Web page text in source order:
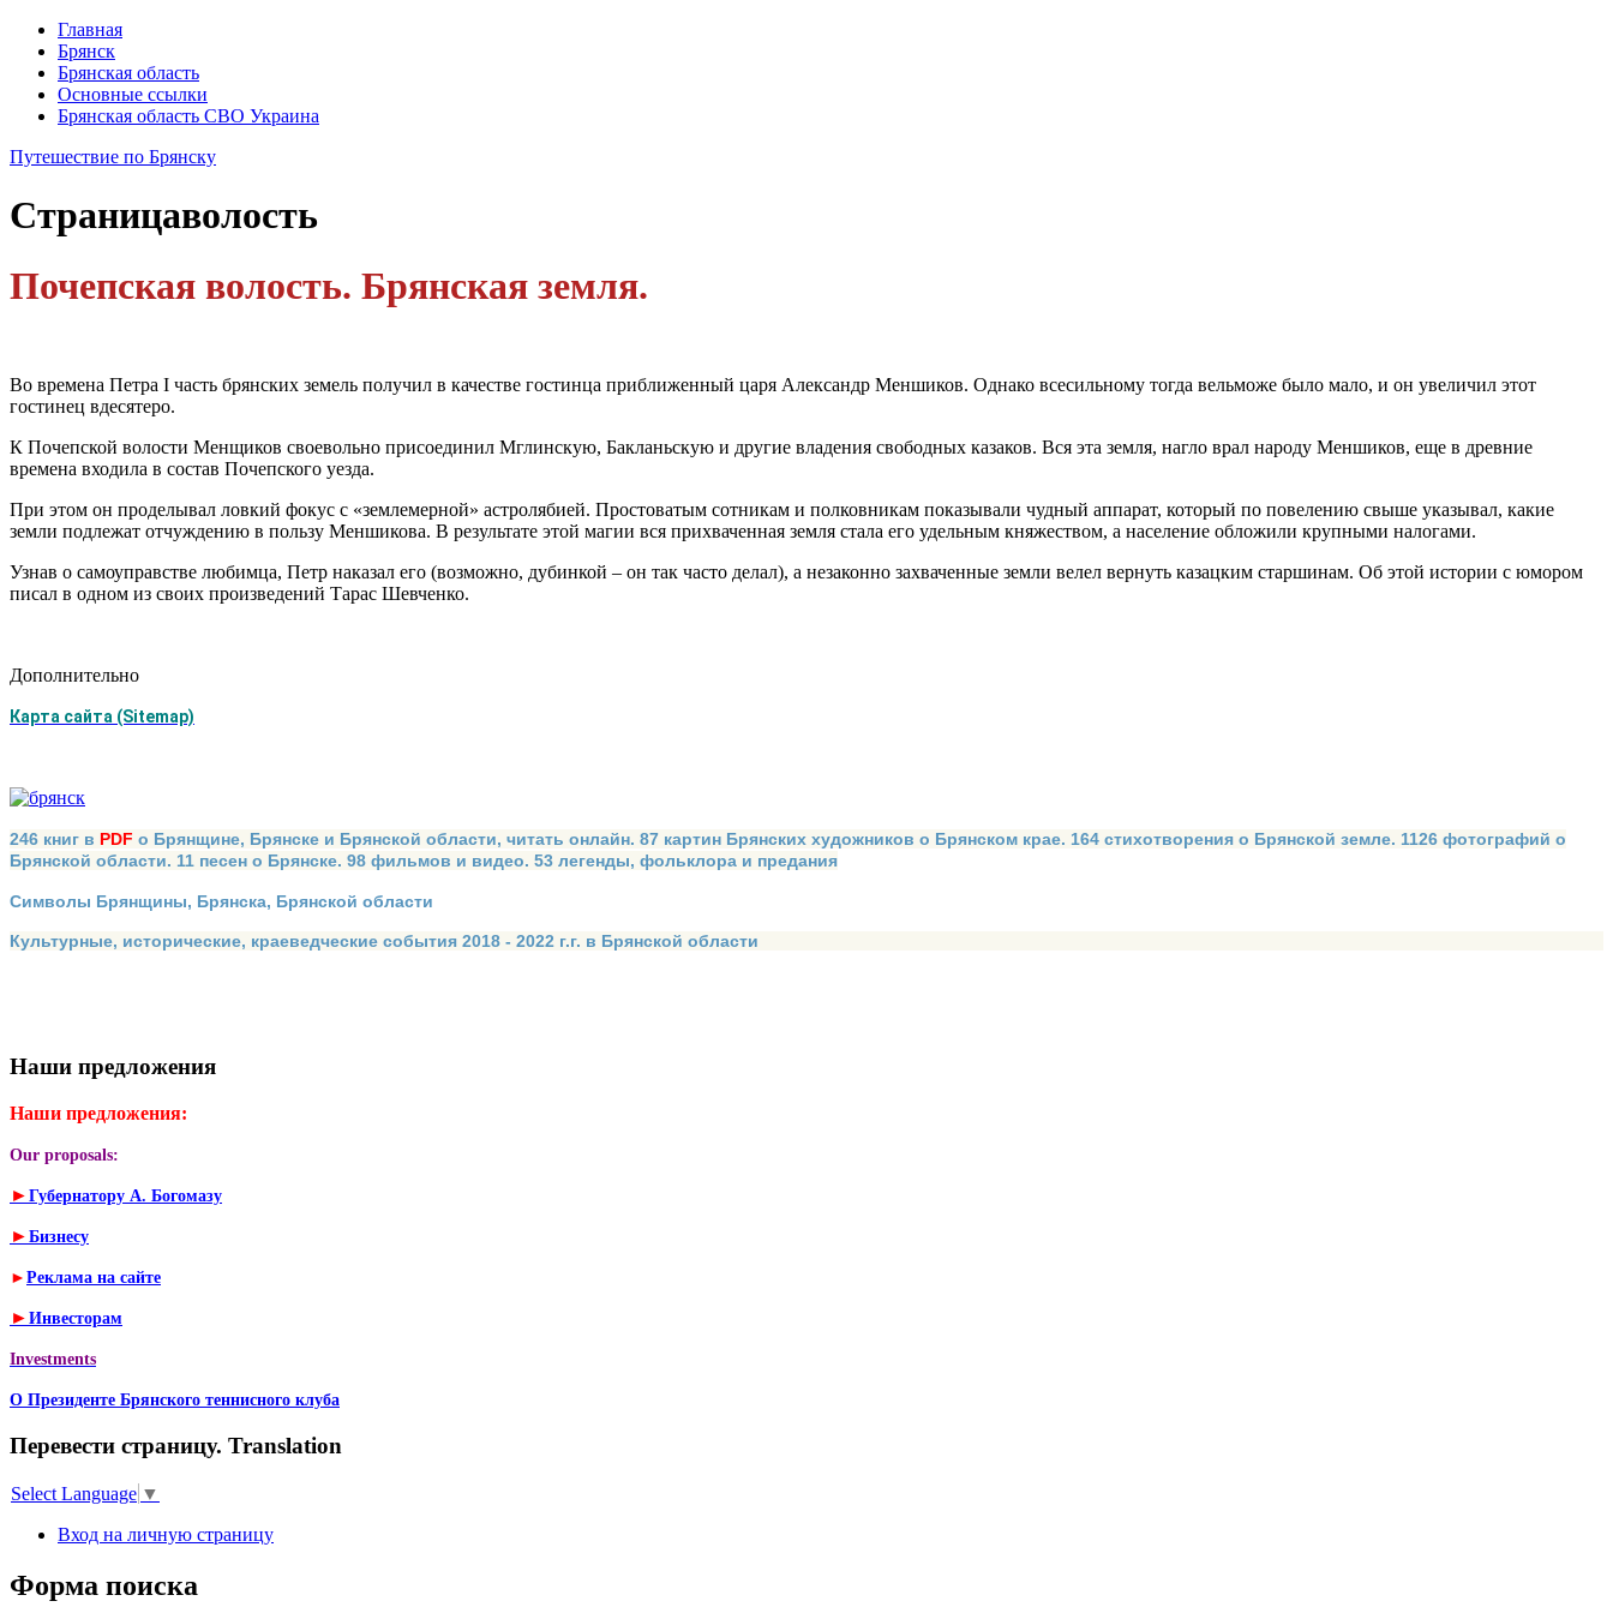
Главная
Брянск
Брянская область
Основные ссылки
Брянская область СВО Украина
Путешествие по Брянску
Страницаволость
Почепская волость. Брянская земля.
Во времена Петра I часть брянских земель получил в качестве гостинца приближенный царя Александр Меншиков. Однако всесильному тогда вельможе было мало, и он увеличил этот
гостинец вдесятеро.
К Почепской волости Менщиков своевольно присоединил Мглинскую, Бакланьскую и другие владения свободных казаков. Вся эта земля, нагло врал народу Меншиков, еще в древние
времена входила в состав Почепского уезда.
При этом он проделывал ловкий фокус с «землемерной» астролябией. Простоватым сотникам и полковникам показывали чудный аппарат, который по повелению свыше указывал, какие
земли подлежат отчуждению в пользу Меншикова. В результате этой магии вся прихваченная земля стала его удельным княжеством, а население обложили крупными налогами.
Узнав о самоуправстве любимца, Петр наказал его (возможно, дубинкой – он так часто делал), а незаконно захваченные земли велел вернуть казацким старшинам. Об этой истории с юмором
писал в одном из своих произведений Тарас Шевченко.
Дополнительно
Карта сайта (Sitemap)
246 книг в PDF о Брянщине, Брянске и Брянской области, читать онлайн. 87 картин Брянских художников о Брянском крае. 164 стихотворения о Брянской земле. 1126 фотографий о
Брянской области. 11 песен о Брянске. 98 фильмов и видео. 53 легенды, фольклора и предания
Символы Брянщины, Брянска, Брянской области
Культурные, исторические, краеведческие события 2018 - 2022 г.г. в Брянской области
Наши предложения
Наши предложения:
Our proposals:
► Губернатору А. Богомазу
► Бизнесу
► Реклама на сайте
► Инвесторам
Investments
О Президенте Брянского теннисного клуба
Перевести страницу. Translation
Select Language ▼
Вход на личную страницу
Форма поиска